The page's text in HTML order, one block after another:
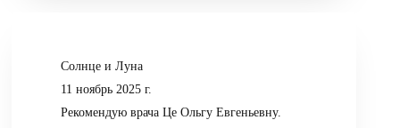
Солнце и Луна
11 ноябрь 2025 г.
Рекомендую врача Це Ольгу Евгеньевну.